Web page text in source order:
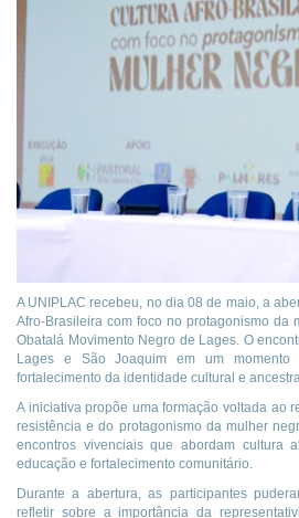
A UNIPLAC recebeu, no dia 08 de maio, a
Afro-Brasileira com foco no protagonismo da
Obatalá Movimento Negro de Lages. O
Lages e São Joaquim em um momento
fortalecimento da identidade cultural e
A iniciativa propõe uma formação voltada ao
resistência e do protagonismo da mulher
encontros vivenciais que abordam cultura
educação e fortalecimento comunitário.
Durante a abertura, as participantes
refletir sobre a importância da